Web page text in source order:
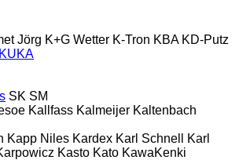
Jörg K+G Wetter K-Tron KBA KD-Putz
KUKA
SK SM
Kallfass Kalmeijer Kaltenbach
Kapp Niles Kardex Karl Schnell
Karl
Kasto Kato KawaKenki